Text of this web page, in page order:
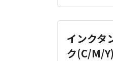
インクタ
ク(C/M/